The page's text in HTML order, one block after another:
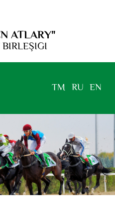
ATLARY"
TM RU EN